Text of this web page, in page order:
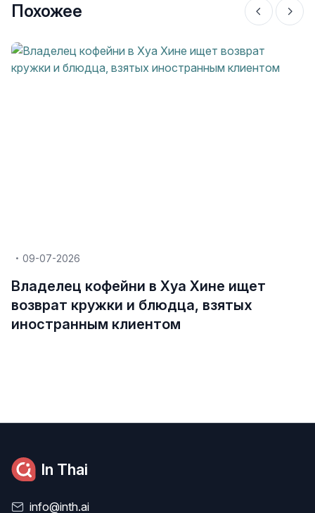
Похожее
09-07-2026
Владелец кофейни в Хуа Хине ищет
возврат кружки и блюдца, взятых
иностранным клиентом
In Thai
info@inth.ai